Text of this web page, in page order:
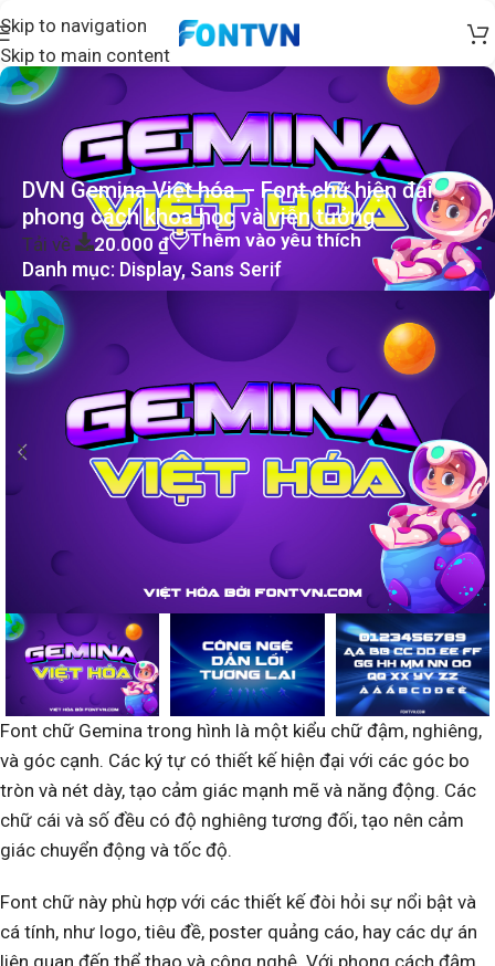
Skip to navigation
Skip to main content
DVN Gemina Việt hóa – Font chữ hiện đại
phong cách khoa học và viễn tưởng
Tải về 20.000 ₫ Thêm vào yêu thích
Danh mục: Display,Sans Serif
Font chữ Gemina trong hình là một kiểu chữ đậm, nghiêng,
và góc cạnh. Các ký tự có thiết kế hiện đại với các góc bo
tròn và nét dày, tạo cảm giác mạnh mẽ và năng động. Các
chữ cái và số đều có độ nghiêng tương đối, tạo nên cảm
giác chuyển động và tốc độ.
Font chữ này phù hợp với các thiết kế đòi hỏi sự nổi bật và
cá tính, như logo, tiêu đề, poster quảng cáo, hay các dự án